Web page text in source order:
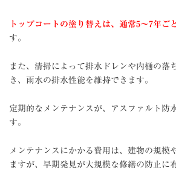
トップコートの塗り替えは、通常5〜7年ご
す。
また、清掃によって排水ドレンや内樋の落
き、雨水の排水性能を維持できます。
定期的なメンテナンスが、アスファルト防
す。
メンテナンスにかかる費用は、建物の規模
ますが、早期発見が大規模な修繕の防止に